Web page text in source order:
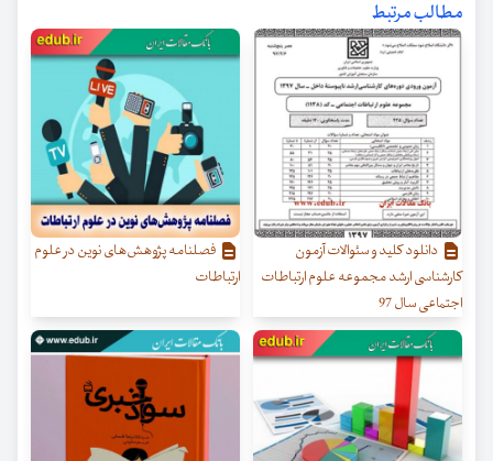
مطالب مرتبط
دانلود کلید و سئوالات آزمون
کارشناسی ارشد مجموعه علوم ارتباطات
اجتماعی سال 97
فصلنامه پژوهش‌های نوین در علوم
ارتباطات